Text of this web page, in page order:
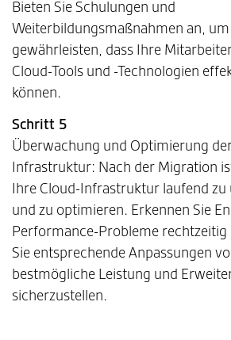
Bieten Sie Schulungen und
Weiterbildungsmaßnahmen an,
gewährleisten, dass Ihre
Cloud-Tools und -Technologien
können.
Schritt 5
Überwachung und Optimierung
Infrastruktur: Nach der Migration
Ihre Cloud-Infrastruktur laufend zu
und zu optimieren. Erkennen Sie
Performance-Probleme rechtzeitig
Sie entsprechende Anpassungen
bestmögliche Leistung und
sicherzustellen.